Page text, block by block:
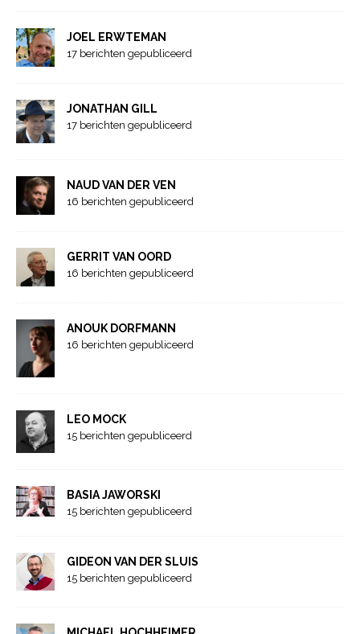
JOEL ERWTEMAN
17 berichten gepubliceerd
JONATHAN GILL
17 berichten gepubliceerd
NAUD VAN DER VEN
16 berichten gepubliceerd
GERRIT VAN OORD
16 berichten gepubliceerd
ANOUK DORFMANN
16 berichten gepubliceerd
LEO MOCK
15 berichten gepubliceerd
BASIA JAWORSKI
15 berichten gepubliceerd
GIDEON VAN DER SLUIS
15 berichten gepubliceerd